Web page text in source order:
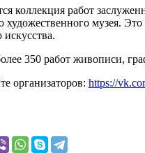
коллекция работ
художественного музея.
искусства.
350 работ живописи,
организаторов: https://